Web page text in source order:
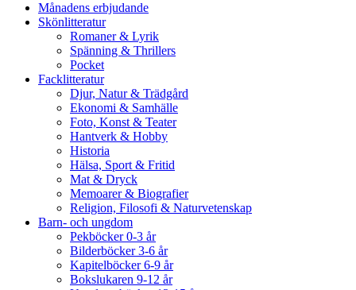
Månadens erbjudande
Skönlitteratur
Romaner & Lyrik
Spänning & Thrillers
Pocket
Facklitteratur
Djur, Natur & Trädgård
Ekonomi & Samhälle
Foto, Konst & Teater
Hantverk & Hobby
Historia
Hälsa, Sport & Fritid
Mat & Dryck
Memoarer & Biografier
Religion, Filosofi & Naturvetenskap
Barn- och ungdom
Pekböcker 0-3 år
Bilderböcker 3-6 år
Kapitelböcker 6-9 år
Bokslukaren 9-12 år